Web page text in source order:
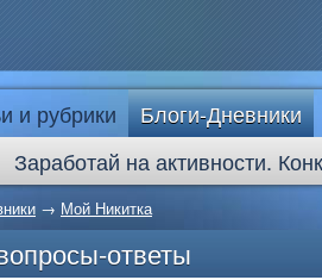
и рубрики
Блоги-Дневники
Заработай на активности.
→ Мой Никитка
ответы